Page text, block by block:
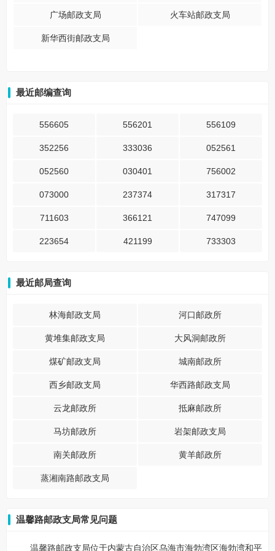
广场邮政支局 火车站邮政支局
新华西街邮政支局
最近邮编查询
556605 556201 556109
352256 333036 052561
052560 030401 756002
073000 237374 317317
711603 366121 747099
223654 421199 733303
最近邮局查询
林海邮政支局 河口邮政所
黄堆集邮政支局 大风洞邮政所
煤矿邮政支局 城南邮政所
西乡邮政支局 华西路邮政支局
云龙邮政所 抵麻邮政所
马坊邮政所 岩架邮政支局
南关邮政所 黄羊邮政所
蒸湘南路邮政支局
温馨路邮政支局常见问题
温馨路邮政支局位于内蒙古自治区乌海市海勃湾区海勃湾和平